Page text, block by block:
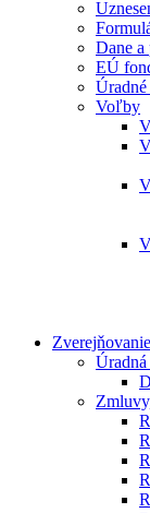
Dane a
EÚ
Voľby
Zverejňovanie